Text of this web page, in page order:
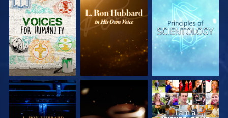
DÉCOUVRIR LES
SÉRIES
DÉCOUVRIR LES
SÉRIES
DÉCOUVRIR LES
SÉRIES
DÉCOUVRIR LES
DÉCOUVRIR LES
REGARDER